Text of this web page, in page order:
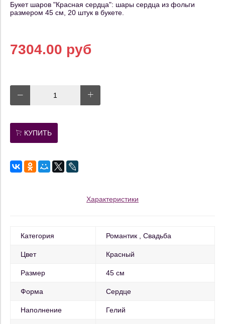
Букет шаров "Красная сердца": шары сердца из фольги
размером 45 см, 20 штук в букете.
7304.00 руб
КУПИТЬ
Характеристики
Категория Романтик Свадьба
Цвет Красный
Размер 45 см
Форма Сердце
Наполнение Гелий